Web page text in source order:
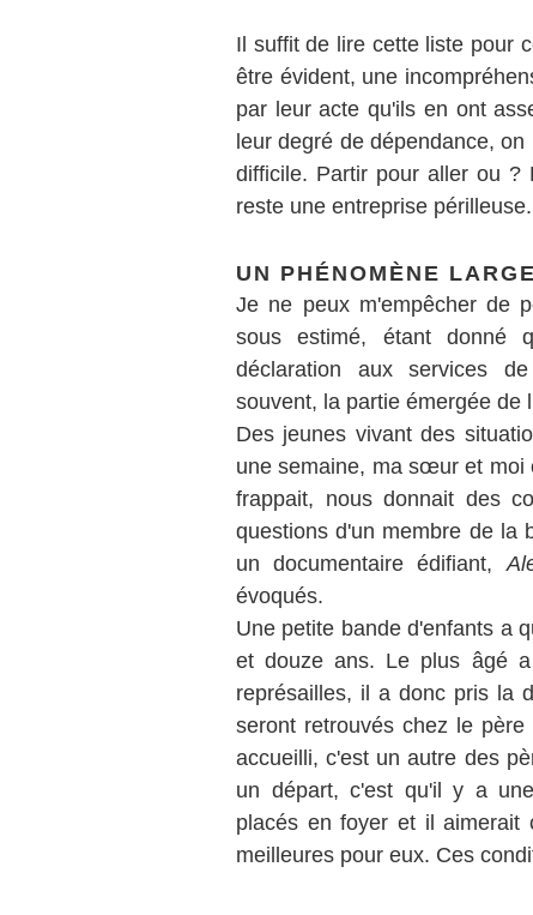
Il suffit de lire cette liste pour
être évident, une
par leur acte qu'ils en ont
leur degré de dépendance,
difficile. Partir pour aller ou ?
reste une entreprise périlleuse.
UN PHÉNOMÈNE
Je ne peux m'empêcher de
sous estimé, étant donné
déclaration aux services
souvent, la partie émergée de
Des jeunes vivant des
une semaine, ma sœur et moi
frappait, nous donnait des
questions d'un membre de la
un documentaire édifiant,
évoqués.
Une petite bande d'enfants a
et douze ans. Le plus âgé
représailles, il a donc pris la
seront retrouvés chez le
accueilli, c'est un autre des
un départ, c'est qu'il y a
placés en foyer et il aimerait
meilleures pour eux. Ces